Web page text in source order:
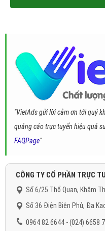
"VietAds gửi lời cảm ơn tới quý
quảng cáo trực tuyến hiệu quả
FAQPage"
CÔNG TY CỔ PHẦN TRỰC
Số 6/25 Thổ Quan, Khâm
Số 36 Điện Biên Phủ, Đa
0964 82 6644 - (024) 6658